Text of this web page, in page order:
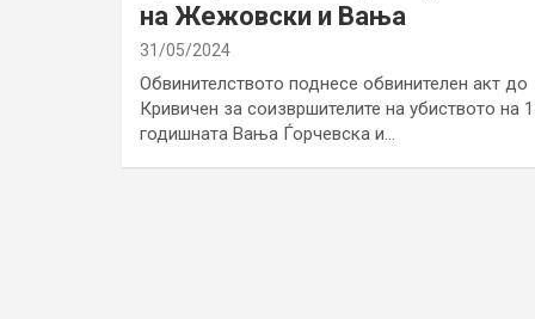
на Жежовски и Вања
31/05/2024
Обвинителството поднесе обвинителен акт до
Кривичен за соизвршителите на убиството на
годишната Вања Ѓорчевска и…